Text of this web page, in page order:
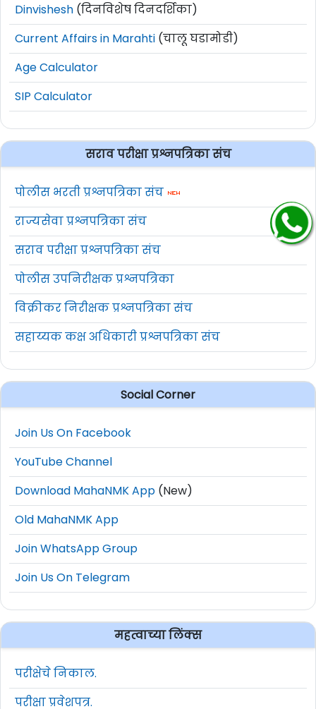
Dinvishesh (दिनविशेष दिनदर्शिका)
Current Affairs in Marahti (चालू घडामोडी)
Age Calculator
SIP Calculator
सराव परीक्षा प्रश्नपत्रिका संच
पोलीस भरती प्रश्नपत्रिका संच
राज्यसेवा प्रश्नपत्रिका संच
सराव परीक्षा प्रश्नपत्रिका संच
पोलीस उपनिरीक्षक प्रश्नपत्रिका
विक्रीकर निरीक्षक प्रश्नपत्रिका संच
सहाय्यक कक्ष अधिकारी प्रश्नपत्रिका संच
Social Corner
Join Us On Facebook
YouTube Channel
Download MahaNMK App (New)
Old MahaNMK App
Join WhatsApp Group
Join Us On Telegram
महत्वाच्या लिंक्स
परीक्षेचे निकाल.
परीक्षा प्रवेशपत्र.